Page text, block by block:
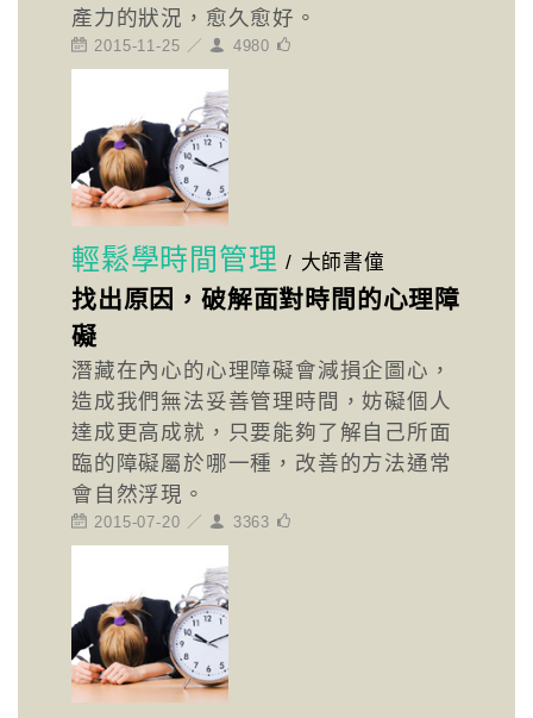
產力的狀況，愈久愈好。
2015-11-25 ／ 4980
輕鬆學時間管理 / 大師書僮
找出原因，破解面對時間的心理障
礙
潛藏在內心的心理障礙會減損企圖心，
造成我們無法妥善管理時間，妨礙個人
達成更高成就，只要能夠了解自己所面
臨的障礙屬於哪一種，改善的方法通常
會自然浮現。
2015-07-20 ／ 3363